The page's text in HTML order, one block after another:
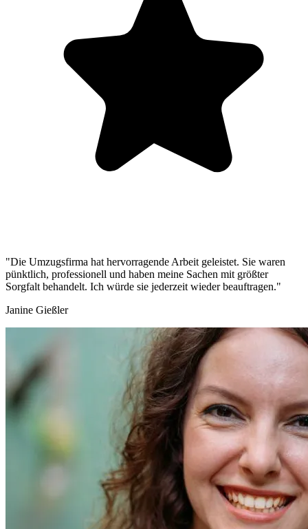
"Die Umzugsfirma hat hervorragende Arbeit geleistet. Sie waren
pünktlich, professionell und haben meine Sachen mit größter
Sorgfalt behandelt. Ich würde sie jederzeit wieder beauftragen."
Janine Gießler